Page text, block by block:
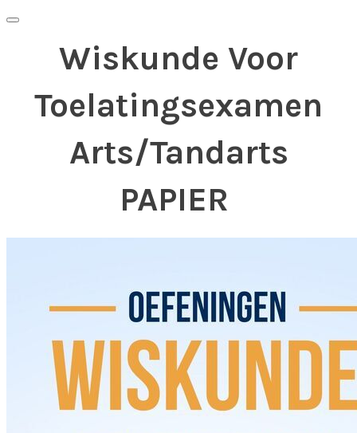
Wiskunde Voor
Toelatingsexamen
Arts/Tandarts
PAPIER